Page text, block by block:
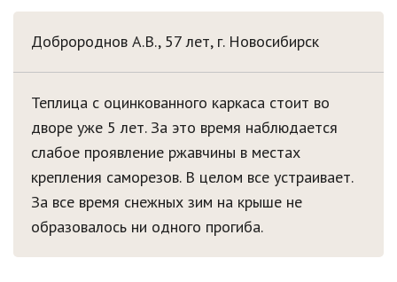
Добророднов А.В., 57 лет, г. Новосибирск
Теплица с оцинкованного каркаса стоит во
дворе уже 5 лет. За это время наблюдается
слабое проявление ржавчины в местах
крепления саморезов. В целом все устраивает.
За все время снежных зим на крыше не
образовалось ни одного прогиба.